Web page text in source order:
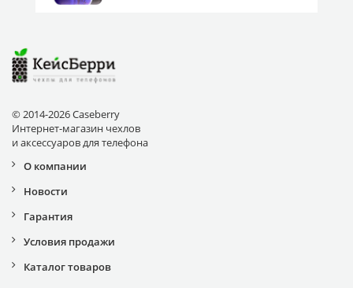
© 2014-2026 Caseberry
Интернет-магазин чехлов
и аксессуаров для телефона
О компании
Новости
Гарантия
Условия продажи
Каталог товаров